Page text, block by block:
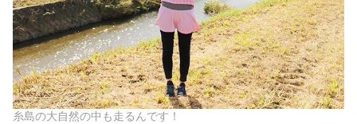
糸島の大自然の中も走るんです！